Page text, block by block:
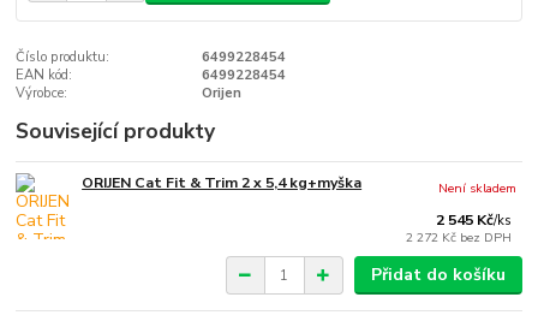
Číslo produktu:
6499228454
EAN kód:
6499228454
Výrobce:
Orijen
Související produkty
ORIJEN Cat Fit & Trim 2 x 5,4 kg+myška
2 545 Kč/ks
2 272 Kč bez DPH
Není skladem
Přidat do košíku